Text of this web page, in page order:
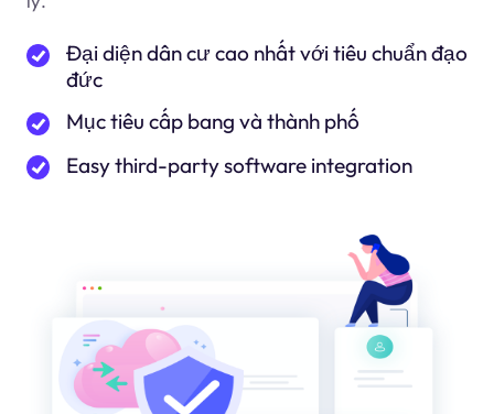
Đại diện dân cư cao nhất với tiêu chuẩn đạo
đức
Mục tiêu cấp bang và thành phố
Easy third-party software integration